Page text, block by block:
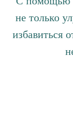
не только
избавиться